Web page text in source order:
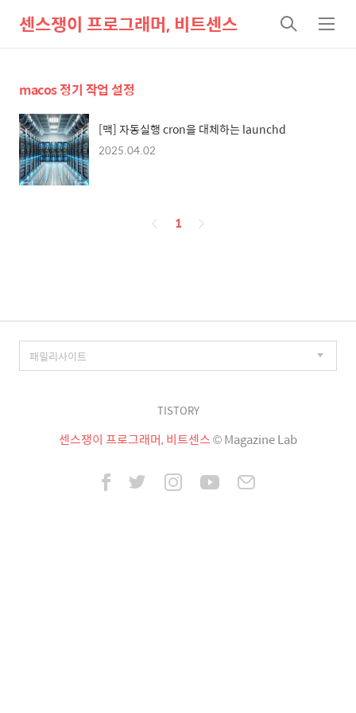
센스쟁이 프로그래머, 비트센스
검
색
메
뉴
macos 정기 작업 설정
[맥] 자동실행 cron을 대체하는 launchd
2025.04.02
페
1
TISTORY
센스쟁이 프로그래머, 비트센스© Magazine Lab